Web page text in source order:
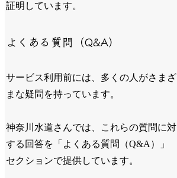
証明しています。
よくある質問（Q&A）
サービス利用前には、多くの人がさまざ
まな疑問を持っています。
神奈川水道さんでは、これらの質問に対
する回答を「よくある質問（Q&A）」
セクションで提供しています。